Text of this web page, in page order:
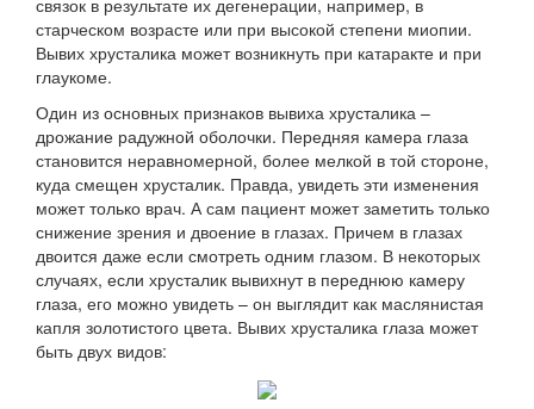
связок в результате их дегенерации, например, в
старческом возрасте или при высокой степени миопии.
Вывих хрусталика может возникнуть при катаракте и при
глаукоме.
Один из основных признаков вывиха хрусталика –
дрожание радужной оболочки. Передняя камера глаза
становится неравномерной, более мелкой в той стороне,
куда смещен хрусталик. Правда, увидеть эти изменения
может только врач. А сам пациент может заметить только
снижение зрения и двоение в глазах. Причем в глазах
двоится даже если смотреть одним глазом. В некоторых
случаях, если хрусталик вывихнут в переднюю камеру
глаза, его можно увидеть – он выглядит как маслянистая
капля золотистого цвета. Вывих хрусталика глаза может
быть двух видов: